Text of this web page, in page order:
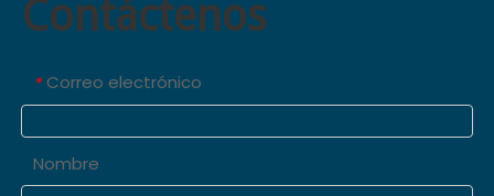
Contáctenos
* Correo electrónico
Nombre